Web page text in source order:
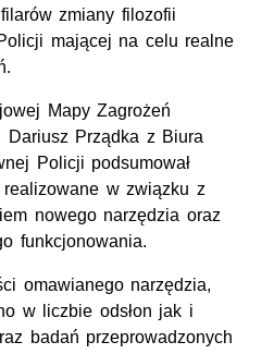
zmiany filozofii
mającej na celu realne
Mapy Zagrożeń
Dariusz Prządka z Biura
Policji podsumował
realizowane w związku z
nowego narzędzia oraz
funkcjonowania.
omawianego narzędzia,
w liczbie odsłon jak i
badań przeprowadzonych